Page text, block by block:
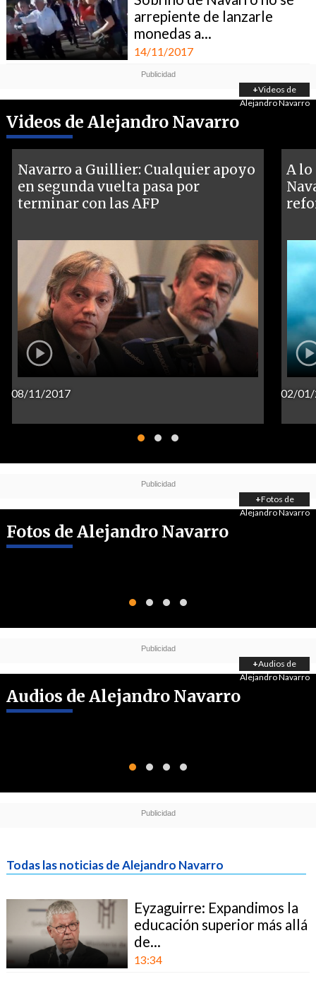
arrepiente de lanzarle
monedas a...
14/11/2017
Videos de Alejandro Navarro
+Videos de
Alejandro Navarro
Navarro a Guillier: Cualquier apoyo
en segunda vuelta pasa por
terminar con las AFP
08/11/2017
A lo
02/
Fotos de Alejandro Navarro
+Fotos de
Alejandro Navarro
Audios de Alejandro Navarro
+Audios de
Alejandro Navarro
Todas las noticias de Alejandro Navarro
Eyzaguirre: Expandimos la
educación superior más allá
de...
13:34